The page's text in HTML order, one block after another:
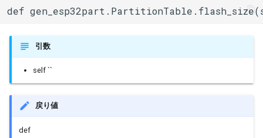
def
引数
self ``
戻り値
def